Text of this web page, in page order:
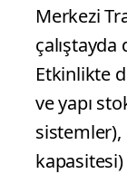
Merkezi
çalıştayda
Etkinlikte
ve yapı
kapasitesi)